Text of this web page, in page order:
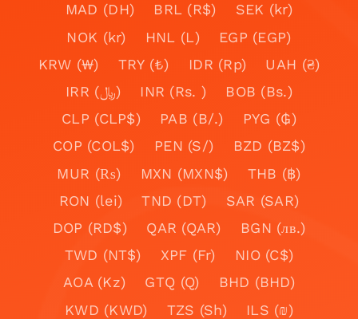
MAD (DH)
BRL (R$)
SEK (kr)
NOK (kr)
HNL (L)
EGP (EGP)
KRW (₩)
TRY (₺) IDR (Rp)
UAH (₴)
IRR (﷼)
INR (Rs. )
BOB (Bs.)
CLP (CLP$)
PAB (B/.)
PYG (₲)
COP (COL$)
PEN (S/)
BZD (BZ$)
MUR (₨)
MXN (MXN$)
THB (฿)
RON (lei)
TND (DT)
SAR (SAR)
DOP (RD$)
QAR (QAR)
BGN (лв.)
TWD (NT$)
XPF (Fr)
NIO (C$)
AOA (Kz)
GTQ (Q)
BHD (BHD)
KWD (KWD)
TZS (Sh)
ILS (₪)